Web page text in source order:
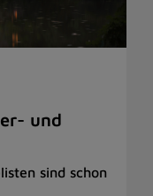
und
sind schon